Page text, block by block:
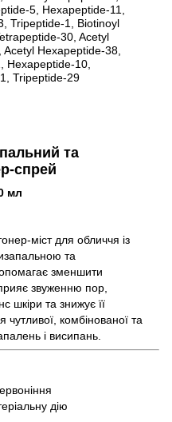
5, Hexapeptide-11,
Tripeptide-1, Biotinoyl
30, Acetyl
Hexapeptide-38,
Hexapeptide-10,
Tripeptide-29
та
спрей
мл
міст для обличчя із
та
зменшити
звуженню пор,
шкіри та знижує її
чутливої, комбінованої та
і висипань.
дію